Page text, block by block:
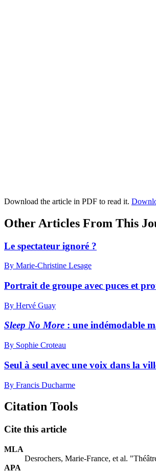
Download the article in PDF to read it.
Other Articles From This
Le spectateur ignoré ?
By Marie-Christine Lesage
Portrait de groupe avec puces et
By Hervé Guay
Sleep No More : une indémodable
By Sophie Croteau
Seul à seul avec une voix dans la
By Francis Ducharme
Citation Tools
Cite this article
MLA
Desrochers, Marie-France, et al.
APA